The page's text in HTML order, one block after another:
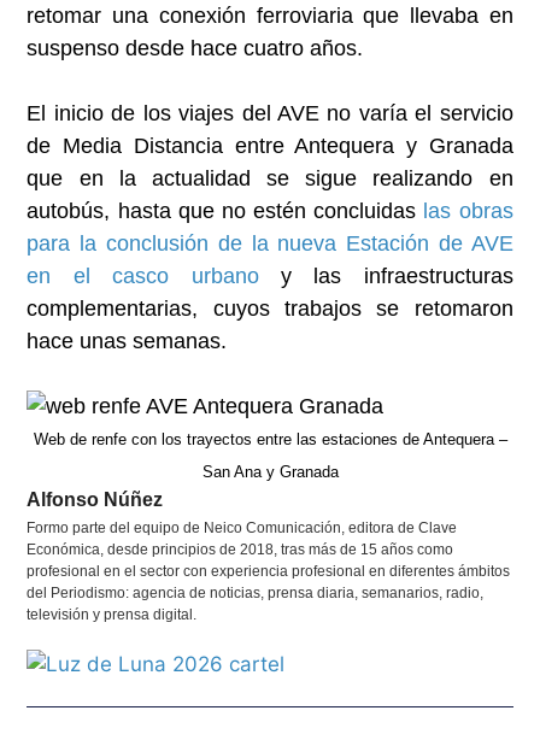
retomar una conexión ferroviaria que llevaba en
suspenso desde hace cuatro años.
El inicio de los viajes del AVE no varía el servicio
de Media Distancia entre Antequera y Granada
que en la actualidad se sigue realizando en
autobús, hasta que no estén concluidas las obras
para la conclusión de la nueva Estación de AVE
en el casco urbanoy las infraestructuras
complementarias, cuyos trabajos se retomaron
hace unas semanas.
Web de renfe con los trayectos entre las estaciones de Antequera –
San Ana y Granada
Alfonso Núñez
Formo parte del equipo de Neico Comunicación, editora de Clave
Económica, desde principios de 2018, tras más de 15 años como
profesional en el sector con experiencia profesional en diferentes ámbitos
del Periodismo: agencia de noticias, prensa diaria, semanarios, radio,
televisión y prensa digital.